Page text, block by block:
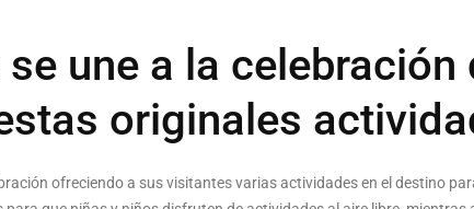
une a la celebración
originales
ofreciendo a sus visitantes varias actividades en el destino